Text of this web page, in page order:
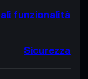
funzionalità
Sicurezza